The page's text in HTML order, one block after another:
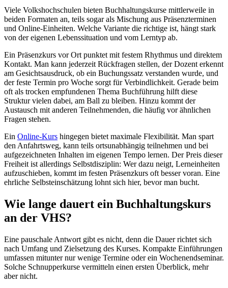
Viele Volkshochschulen bieten Buchhaltungskurse mittlerweile in
beiden Formaten an, teils sogar als Mischung aus Präsenzterminen
und Online-Einheiten. Welche Variante die richtige ist, hängt stark
von der eigenen Lebenssituation und vom Lerntyp ab.
Ein Präsenzkurs vor Ort punktet mit festem Rhythmus und direktem
Kontakt. Man kann jederzeit Rückfragen stellen, der Dozent erkennt
am Gesichtsausdruck, ob ein Buchungssatz verstanden wurde, und
der feste Termin pro Woche sorgt für Verbindlichkeit. Gerade beim
oft als trocken empfundenen Thema Buchführung hilft diese
Struktur vielen dabei, am Ball zu bleiben. Hinzu kommt der
Austausch mit anderen Teilnehmenden, die häufig vor ähnlichen
Fragen stehen.
Ein Online-Kurs hingegen bietet maximale Flexibilität. Man spart
den Anfahrtsweg, kann teils ortsunabhängig teilnehmen und bei
aufgezeichneten Inhalten im eigenen Tempo lernen. Der Preis dieser
Freiheit ist allerdings Selbstdisziplin: Wer dazu neigt, Lerneinheiten
aufzuschieben, kommt im festen Präsenzkurs oft besser voran. Eine
ehrliche Selbsteinschätzung lohnt sich hier, bevor man bucht.
Wie lange dauert ein Buchhaltungskurs
an der VHS?
Eine pauschale Antwort gibt es nicht, denn die Dauer richtet sich
nach Umfang und Zielsetzung des Kurses. Kompakte Einführungen
umfassen mitunter nur wenige Termine oder ein Wochenendseminar.
Solche Schnupperkurse vermitteln einen ersten Überblick, mehr
aber nicht.